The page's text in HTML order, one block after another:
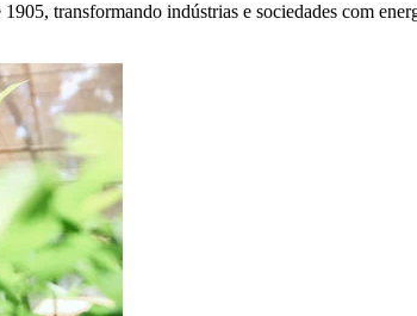
transformando indústrias e sociedades com